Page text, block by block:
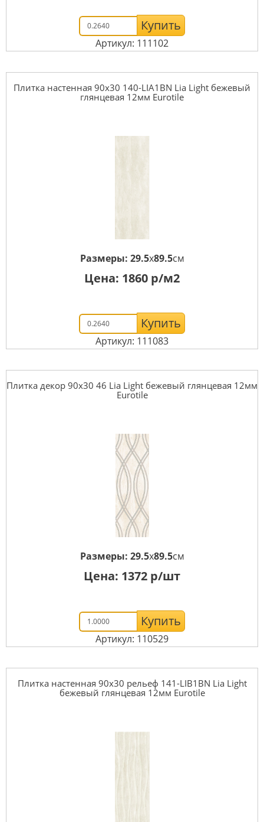
Купить
Артикул: 111102
Плитка настенная 90x30 140-LIA1BN Lia Light бежевый
глянцевая 12мм Eurotile
Размеры: 29.5x89.5см
Цена: 1860 р/м2
Купить
Артикул: 111083
Плитка декор 90x30 46 Lia Light бежевый глянцевая 12мм
Eurotile
Размеры: 29.5x89.5см
Цена: 1372 р/шт
Купить
Артикул: 110529
Плитка настенная 90x30 рельеф 141-LIB1BN Lia Light
бежевый глянцевая 12мм Eurotile